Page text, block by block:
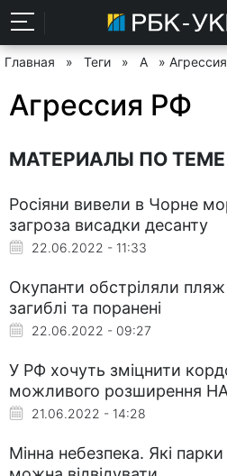
Главная » Теги » А »
Агрессия РФ
МАТЕРИАЛЫ ПО ТЕМЕ
Росіяни вивели в Чорне
загроза висадки десанту
22.06.2022 - 11:33
Окупанти обстріляли
загиблі та поранені
22.06.2022 - 09:27
У РФ хочуть зміцнити
можливого розширення
21.06.2022 - 14:28
Мінна небезпека. Які